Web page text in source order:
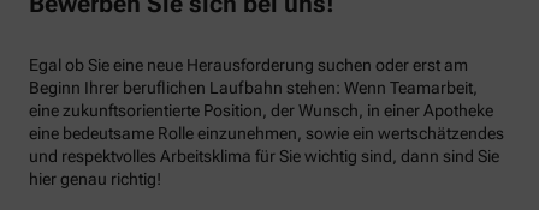
Egal ob Sie eine neue Herausforderung suchen oder erst am
Beginn Ihrer beruflichen Laufbahn stehen: Wenn Teamarbeit,
eine zukunftsorientierte Position, der Wunsch, in einer Apotheke
eine bedeutsame Rolle einzunehmen, sowie ein wertschätzendes
und respektvolles Arbeitsklima für Sie wichtig sind, dann sind Sie
hier genau richtig!